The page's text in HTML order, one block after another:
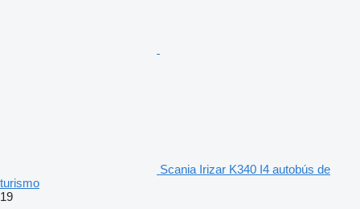
Scania Irizar K340 I4 autobús de
turismo
19